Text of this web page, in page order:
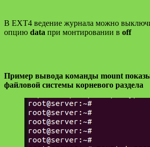
В EXT4 ведение журнала можно
опцию data при монтировании в off
Пример вывода команды mount
файловой системы корневого раздела